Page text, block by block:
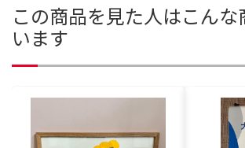
この商品を見た人はこんな
います